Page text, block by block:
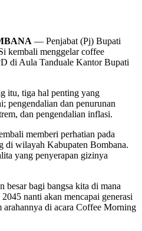
— Penjabat (Pj) Bupati
kembali menggelar coffee
di Aula Tanduale Kantor Bupati
itu, tiga hal penting yang
pengendalian dan penurunan
dan pengendalian inflasi.
memberi perhatian pada
di wilayah Kabupaten Bombana.
yang penyerapan gizinya
besar bagi bangsa kita di mana
nanti akan mencapai generasi
arahannya di acara Coffee Morning